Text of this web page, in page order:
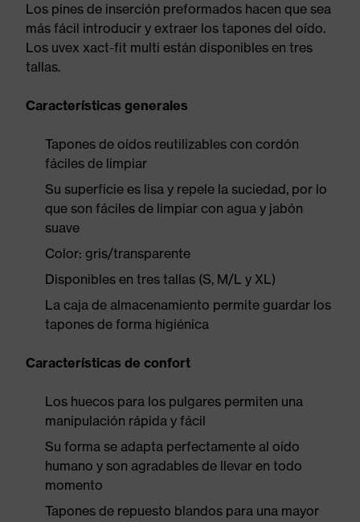
Los pines de inserción preformados hacen que sea
más fácil introducir y extraer los tapones del oído.
Los uvex xact-fit multi están disponibles en tres
tallas.
Características generales
Tapones de oídos reutilizables con cordón
fáciles de limpiar
Su superficie es lisa y repele la suciedad, por lo
que son fáciles de limpiar con agua y jabón
suave
Color: gris/transparente
Disponibles en tres tallas (S, M/L y XL)
La caja de almacenamiento permite guardar los
tapones de forma higiénica
Características de confort
Los huecos para los pulgares permiten una
manipulación rápida y fácil
Su forma se adapta perfectamente al oído
humano y son agradables de llevar en todo
momento
Tapones de repuesto blandos para una mayor